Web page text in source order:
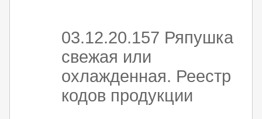
03.12.20.157 Ряпушка
свежая или
охлажденная. Реестр
кодов продукции